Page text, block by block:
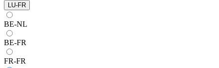
LU-FR
BE-NL
BE-FR
FR-FR